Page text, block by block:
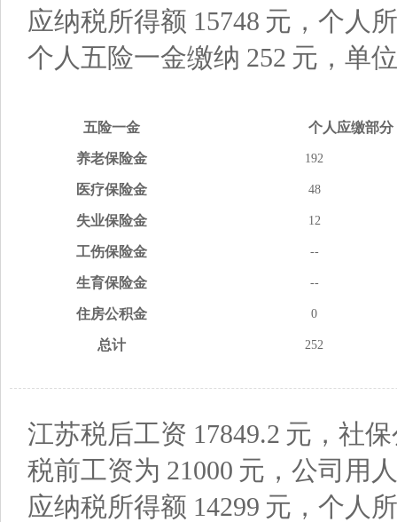
应纳税所得额 15748 元，个人
个人五险一金缴纳 252 元，单
五险一金 个人应缴部分
养老保险金 192
医疗保险金 48
失业保险金 12
工伤保险金 --
生育保险金 --
住房公积金 0
总计 252
江苏税后工资 17849.2 元，社
税前工资为 21000 元，公司用
应纳税所得额 14299 元，个人